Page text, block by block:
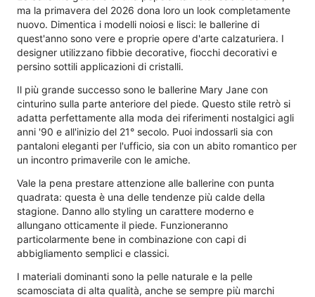
ma la primavera del 2026 dona loro un look completamente
nuovo. Dimentica i modelli noiosi e lisci: le ballerine di
quest'anno sono vere e proprie opere d'arte calzaturiera. I
designer utilizzano fibbie decorative, fiocchi decorativi e
persino sottili applicazioni di cristalli.
Il più grande successo sono le ballerine Mary Jane con
cinturino sulla parte anteriore del piede. Questo stile retrò si
adatta perfettamente alla moda dei riferimenti nostalgici agli
anni '90 e all'inizio del 21° secolo. Puoi indossarli sia con
pantaloni eleganti per l'ufficio, sia con un abito romantico per
un incontro primaverile con le amiche.
Vale la pena prestare attenzione alle ballerine con punta
quadrata: questa è una delle tendenze più calde della
stagione. Danno allo styling un carattere moderno e
allungano otticamente il piede. Funzioneranno
particolarmente bene in combinazione con capi di
abbigliamento semplici e classici.
I materiali dominanti sono la pelle naturale e la pelle
scamosciata di alta qualità, anche se sempre più marchi